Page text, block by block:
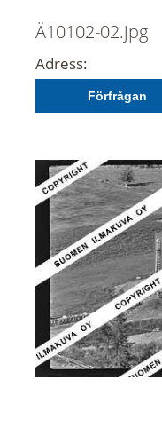
Ä10102-02.jpg
Adress:
Förfrågan